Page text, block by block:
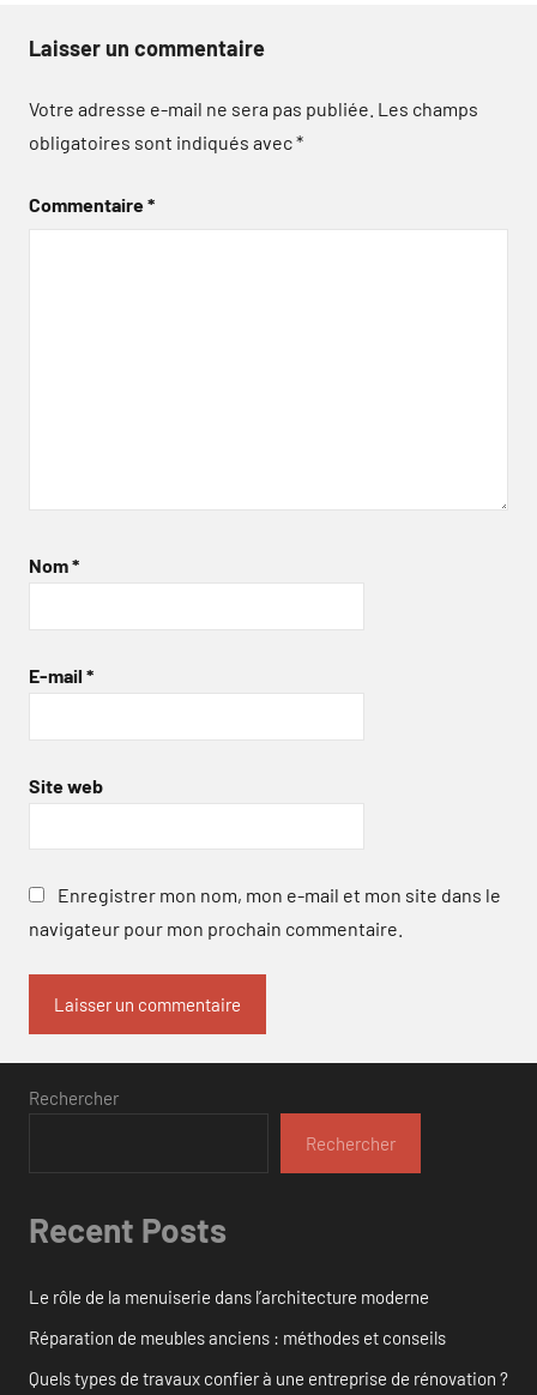
Laisser un commentaire
Votre adresse e-mail ne sera pas publiée. Les champs
obligatoires sont indiqués avec*
Commentaire*
Nom*
E-mail *
Site web
Enregistrer mon nom, mon e-mail et mon site dans le
navigateur pour mon prochain commentaire.
Rechercher
Rechercher
Recent Posts
Le rôle de la menuiserie dans l’architecture moderne
Réparation de meubles anciens : méthodes et conseils
Quels types de travaux confier à une entreprise de rénovation ?